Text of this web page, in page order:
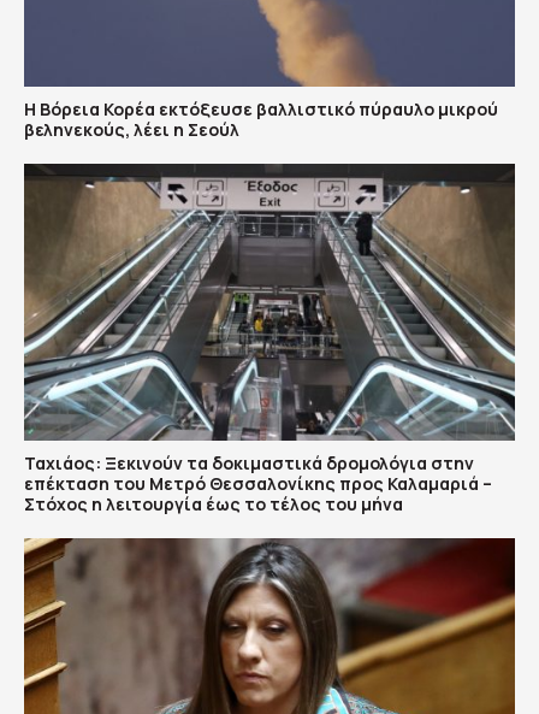
Η Βόρεια Κορέα εκτόξευσε βαλλιστικό πύραυλο μικρού
βεληνεκούς, λέει η Σεούλ
Ταχιάος: Ξεκινούν τα δοκιμαστικά δρομολόγια στην
επέκταση του Μετρό Θεσσαλονίκης προς Καλαμαριά –
Στόχος η λειτουργία έως το τέλος του μήνα